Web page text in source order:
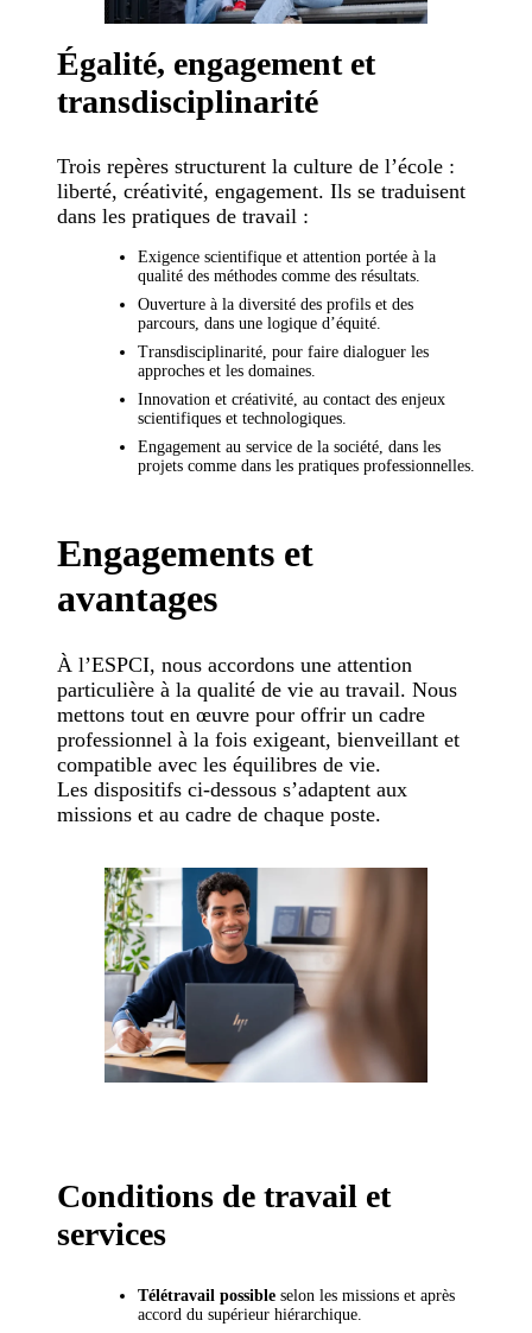
Égalité, engagement et
transdisciplinarité
Trois repères structurent la culture de l’école :
liberté, créativité, engagement. Ils se traduisent
dans les pratiques de travail :
Exigence scientifique et attention portée à la
qualité des méthodes comme des résultats.
Ouverture à la diversité des profils et des
parcours, dans une logique d’équité.
Transdisciplinarité, pour faire dialoguer les
approches et les domaines.
Innovation et créativité, au contact des enjeux
scientifiques et technologiques.
Engagement au service de la société, dans les
projets comme dans les pratiques professionnelles.
Engagements et
avantages
À l’ESPCI, nous accordons une attention
particulière à la qualité de vie au travail. Nous
mettons tout en œuvre pour offrir un cadre
professionnel à la fois exigeant, bienveillant et
compatible avec les équilibres de vie.
Les dispositifs ci-dessous s’adaptent aux
missions et au cadre de chaque poste.
Conditions de travail et
services
Télétravail possible selon les missions et après
accord du supérieur hiérarchique.